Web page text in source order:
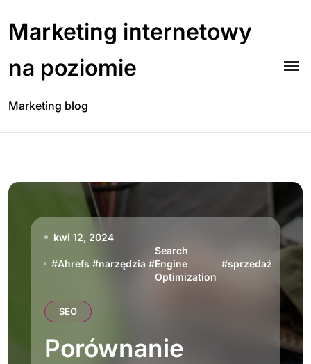
content
Marketing internetowy
na poziomie
Marketing blog
kwi 12, 2024
#Ahrefs #narzędzia #
Search
Engine
Optimization
#sprzedaż
SEO
Porównanie